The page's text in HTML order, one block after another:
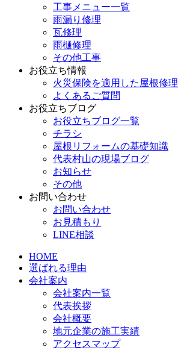
工事メニュー一覧
雨漏り修理
瓦修理
雨樋修理
その他工事
お役立ち情報
火災保険を適用した屋根修理
よくあるご質問
お役立ちブログ
お役立ちブログ一覧
チラシ
屋根リフォームの基礎知識
代表村山の現場ブログ
お知らせ
その他
お問い合わせ
お問い合わせ
お見積もり
LINE相談
HOME
選ばれる理由
会社案内
会社案内一覧
代表挨拶
会社概要
地元企業の施工実績
アクセスマップ